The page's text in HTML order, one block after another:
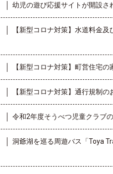
幼児の遊び応援サイトが開設さ
【新型コロナ対策】水道料金
【新型コロナ対策】町営住宅
【新型コロナ対策】通行規制の
令和2年度そうべつ児童クラブ
洞爺湖を巡る周遊バス「Toya